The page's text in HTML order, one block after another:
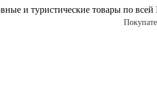
и туристические товары по